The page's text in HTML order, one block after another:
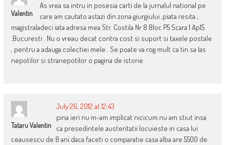
Valentin
As vrea sa intru in posesia carti de la jurnalul national pe
care am cautato astazi din zona giurgiului ,piata resita ,
magistraladeci iata adresa mea Str. Costila Nr 8 Bloc P5 Scara 1 Ap15
.Bucuresti . Nu o vreau decat contra cost si suport si taxele postale
, pentru a adauga colectiei mele . Se poate va rog mult ca tin sa las
nepotilor si stranepotilor o pagina de istorie
Tataru Valentin
July 26, 2012 at 12:43
pina ieri nu m-am implicat nicicum.nu am stiut insa
ca presedintele austeritatii locuieste in casa lui
ceausescu de 8 ani.daca faceti o comparatie casa alba are 5500 de